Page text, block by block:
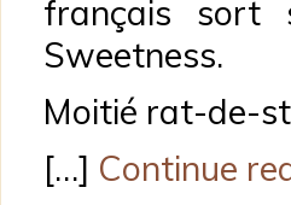
français sort
Sweetness.
Moitié rat-de-
[…] Continue